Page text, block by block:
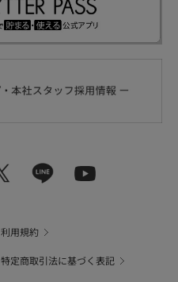
利用規約
特定商取引法に基づく表記